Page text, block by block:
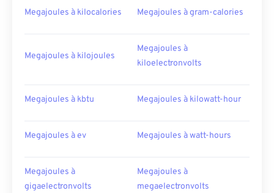
Megajoules à kilocalories Megajoules à gram-calories
Megajoules à kilojoules
Megajoules à
kiloelectronvolts
Megajoules à kbtu Megajoules à kilowatt-hour
Megajoules à ev Megajoules à watt-hours
Megajoules à
gigaelectronvolts
Megajoules à
megaelectronvolts